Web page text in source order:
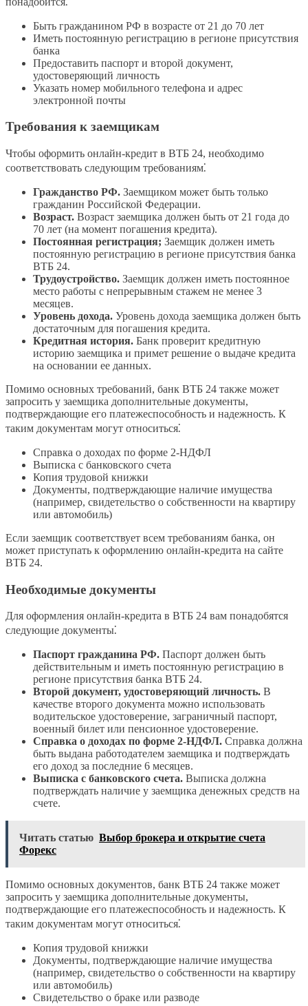
Быть гражданином РФ в возрасте от 21 до 70 лет
Иметь постоянную регистрацию в регионе присутствия
банка
Предоставить паспорт и второй документ,
удостоверяющий личность
Указать номер мобильного телефона и адрес
электронной почты
Требования к заемщикам
Чтобы оформить онлайн-кредит в ВТБ 24, необходимо
соответствовать следующим требованиям⁚
Гражданство РФ. Заемщиком может быть только
гражданин Российской Федерации.
Возраст. Возраст заемщика должен быть от 21 года до
70 лет (на момент погашения кредита).
Постоянная регистрация; Заемщик должен иметь
постоянную регистрацию в регионе присутствия банка
ВТБ 24.
Трудоустройство. Заемщик должен иметь постоянное
место работы с непрерывным стажем не менее 3
месяцев.
Уровень дохода. Уровень дохода заемщика должен быть
достаточным для погашения кредита.
Кредитная история. Банк проверит кредитную
историю заемщика и примет решение о выдаче кредита
на основании ее данных.
Помимо основных требований, банк ВТБ 24 также может
запросить у заемщика дополнительные документы,
подтверждающие его платежеспособность и надежность. К
таким документам могут относиться⁚
Справка о доходах по форме 2-НДФЛ
Выписка с банковского счета
Копия трудовой книжки
Документы, подтверждающие наличие имущества
(например, свидетельство о собственности на квартиру
или автомобиль)
Если заемщик соответствует всем требованиям банка, он
может приступать к оформлению онлайн-кредита на сайте
ВТБ 24.
Необходимые документы
Для оформления онлайн-кредита в ВТБ 24 вам понадобятся
следующие документы⁚
Паспорт гражданина РФ. Паспорт должен быть
действительным и иметь постоянную регистрацию в
регионе присутствия банка ВТБ 24.
Второй документ, удостоверяющий личность. В
качестве второго документа можно использовать
водительское удостоверение, заграничный паспорт,
военный билет или пенсионное удостоверение.
Справка о доходах по форме 2-НДФЛ. Справка должна
быть выдана работодателем заемщика и подтверждать
его доход за последние 6 месяцев.
Выписка с банковского счета. Выписка должна
подтверждать наличие у заемщика денежных средств на
счете.
Читать статью Выбор брокера и открытие счета
Форекс
Помимо основных документов, банк ВТБ 24 также может
запросить у заемщика дополнительные документы,
подтверждающие его платежеспособность и надежность. К
таким документам могут относиться⁚
Копия трудовой книжки
Документы, подтверждающие наличие имущества
(например, свидетельство о собственности на квартиру
или автомобиль)
Свидетельство о браке или разводе